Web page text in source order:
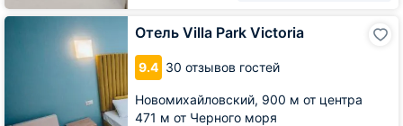
Отель Villa Park Victoria
9.4 30 отзывов гостей
Новомихайловский, 900 м от центра
471 м от Черного моря
Отель